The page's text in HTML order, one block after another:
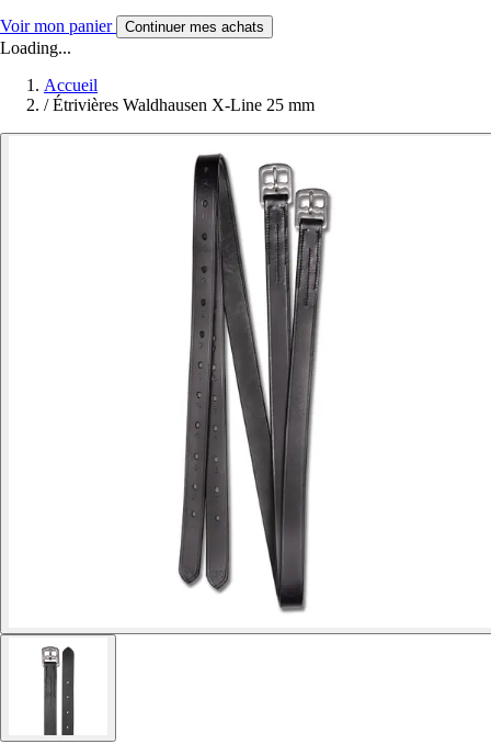
Voir mon panier Continuer mes achats
Loading...
Accueil
/ Étrivières Waldhausen X-Line 25 mm